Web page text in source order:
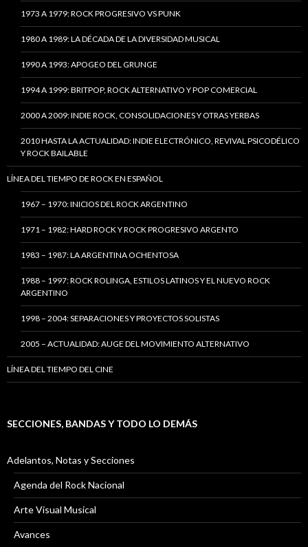
1973 A 1979: ROCK PROGRESIVO VS PUNK
1980 A 1989: LA DÉCADA DE LA DIVERSIDAD MUSICAL
1990 A 1993: APOGEO DEL GRUNGE
1994 A 1999: BRITPOP, ROCK ALTERNATIVO Y POP COMERCIAL
2000 A 2009: INDIE ROCK, CONSOLIDACIONES Y OTRAS YERBAS
2010 HASTA LA ACTUALIDAD: INDIE ELECTRÓNICO, REVIVAL PSICODÉLICO
Y ROCK BAILABLE
LÍNEA DEL TIEMPO DE ROCK EN ESPAÑOL
1967 – 1970: INICIOS DEL ROCK ARGENTINO
1971 – 1982: HARD ROCK Y ROCK PROGRESIVO ARGENTO
1983 – 1987: LA ARGENTINA OCHENTOSA
1988 – 1997: ROCK ROLINGA, ESTILOS LATINOS Y EL NUEVO ROCK
ARGENTINO
1998 – 2004: SEPARACIONES Y PROYECTOS SOLISTAS
2005 – ACTUALIDAD: AUGE DEL MOVIMIENTO ALTERNATIVO
LÍNEA DEL TIEMPO DEL CINE
SECCIONES, BANDAS Y TODO LO DEMÁS
Adelantos, Notas y Secciones
Agenda del Rock Nacional
Arte Visual Musical
Avances